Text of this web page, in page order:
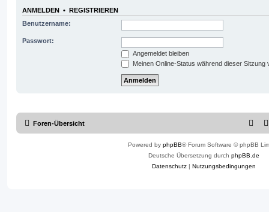
g
r
B
ANMELDEN • REGISTRIEREN
Benutzername:
Passwort:
Angemeldet bleiben
Meinen Online-Status während dieser Sitzung
Foren-Übersicht
Powered by phpBB® Forum Software © phpBB
Deutsche Übersetzung durch phpBB.de
Datenschutz | Nutzungsbedingungen